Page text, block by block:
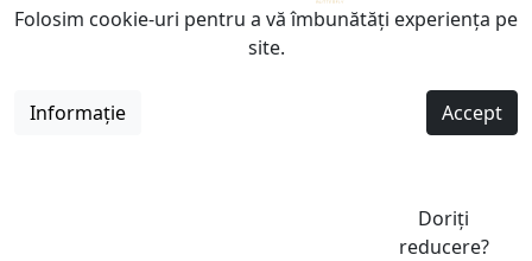
Folosim cookie-uri pentru a vă îmbunătăți experiența pe
site.
Informație Accept
Doriți
reducere?